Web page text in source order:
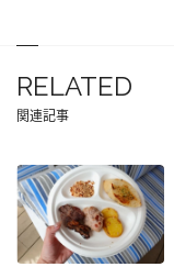
RELATED
関連記事